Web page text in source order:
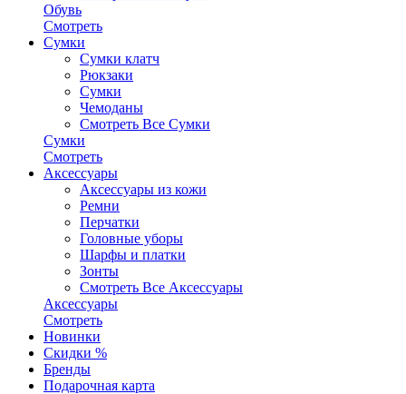
Обувь
Смотреть
Сумки
Сумки клатч
Рюкзаки
Сумки
Чемоданы
Смотреть Все Сумки
Сумки
Смотреть
Аксессуары
Аксессуары из кожи
Ремни
Перчатки
Головные уборы
Шарфы и платки
Зонты
Смотреть Все Аксессуары
Аксессуары
Смотреть
Новинки
Скидки %
Бренды
Подарочная карта